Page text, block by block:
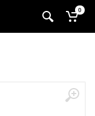
0